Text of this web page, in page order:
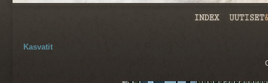
Kasvatit